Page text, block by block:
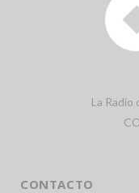
La Radio
CONTACTO